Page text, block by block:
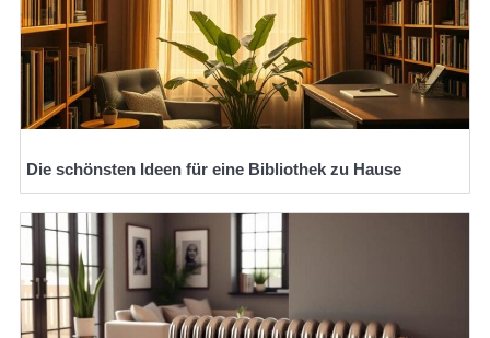
Die schönsten Ideen für eine Bibliothek zu Hause